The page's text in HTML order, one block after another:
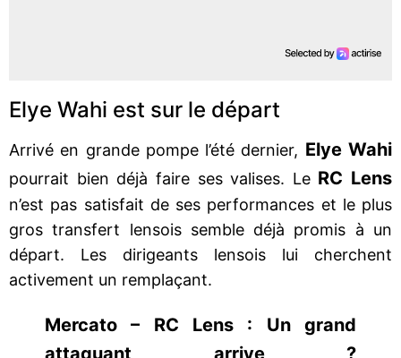
Elye Wahi est sur le départ
Arrivé en grande pompe l’été dernier, Elye Wahi
pourrait bien déjà faire ses valises. Le RC Lens
n’est pas satisfait de ses performances et le plus
gros transfert lensois semble déjà promis à un
départ. Les dirigeants lensois lui cherchent
activement un remplaçant.
Mercato – RC Lens : Un grand
attaquant arrive ?